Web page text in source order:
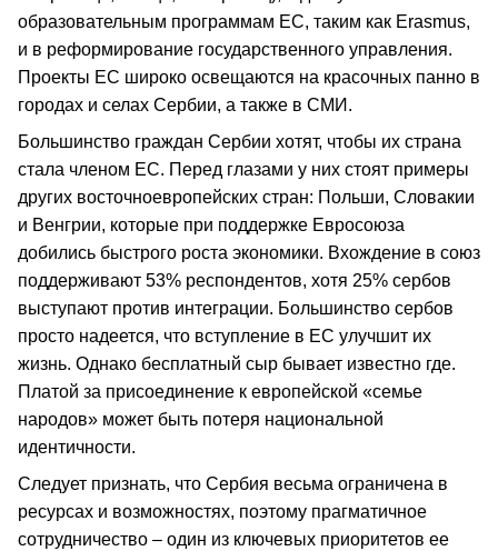
образовательным программам ЕС, таким как Erasmus,
и в реформирование государственного управления.
Проекты ЕС широко освещаются на красочных панно в
городах и селах Сербии, а также в СМИ.
Большинство граждан Сербии хотят, чтобы их страна
стала членом ЕС. Перед глазами у них стоят примеры
других восточноевропейских стран: Польши, Словакии
и Венгрии, которые при поддержке Евросоюза
добились быстрого роста экономики. Вхождение в союз
поддерживают 53% респондентов, хотя 25% сербов
выступают против интеграции. Большинство сербов
просто надеется, что вступление в ЕС улучшит их
жизнь. Однако бесплатный сыр бывает известно где.
Платой за присоединение к европейской «семье
народов» может быть потеря национальной
идентичности.
Следует признать, что Сербия весьма ограничена в
ресурсах и возможностях, поэтому прагматичное
сотрудничество – один из ключевых приоритетов ее